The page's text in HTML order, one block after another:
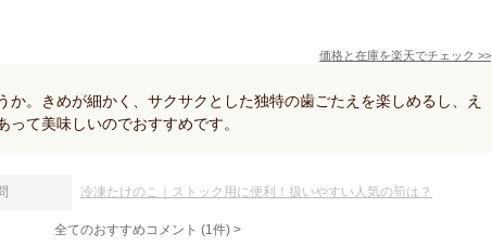
価格と在庫を楽天でチェック >>
か。きめが細かく、サクサクとした独特の歯ごたえを楽しめるし、え
って美味しいのでおすすめです。
冷凍たけのこ｜ストック用に便利！扱いやすい人気の筍は？
全てのおすすめコメント (1件) >